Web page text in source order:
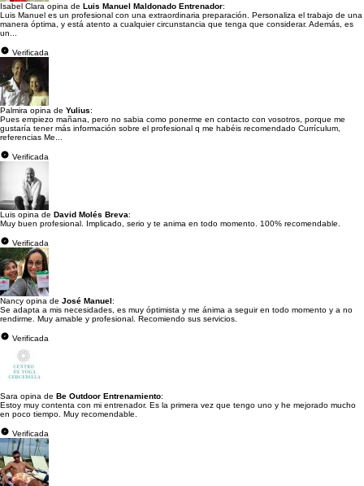
Isabel Clara opina de Luis Manuel Maldonado Entrenador:
Luis Manuel es un profesional con una extraordinaria preparación. Personaliza el trabajo de una
manera óptima, y está atento a cualquier circunstancia que tenga que considerar. Además, es
un...
Verificada
Palmira opina de Yulius:
Pues empiezo mañana, pero no sabia como ponerme en contacto con vosotros, porque me
gustaría tener más información sobre el profesional q me habéis recomendado Currículum,
referencias Me...
Verificada
Luis opina de David Molés Breva:
Muy buen profesional. Implicado, serio y te anima en todo momento. 100% recomendable.
Verificada
Nancy opina de José Manuel:
Se adapta a mis necesidades, es muy óptimista y me ánima a seguir en todo momento y a no
rendirme. Muy amable y profesional. Recomiendo sus servicios.
Verificada
Sara opina de Be Outdoor Entrenamiento:
Estoy muy contenta con mi entrenador. Es la primera vez que tengo uno y he mejorado mucho
en poco tiempo. Muy recomendable.
Verificada